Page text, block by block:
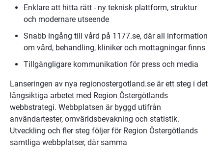
Enklare att hitta rätt - ny teknisk plattform, struktur
och modernare utseende
Snabb ingång till vård på 1177.se, där all information
om vård, behandling, kliniker och mottagningar finns
Tillgängligare kommunikation för press och media
Lanseringen av nya regionostergotland.se är ett steg i det
långsiktiga arbetet med Region Östergötlands
webbstrategi. Webbplatsen är byggd utifrån
användartester, omvärldsbevakning och statistik.
Utveckling och fler steg följer för Region Östergötlands
samtliga webbplatser, där samma